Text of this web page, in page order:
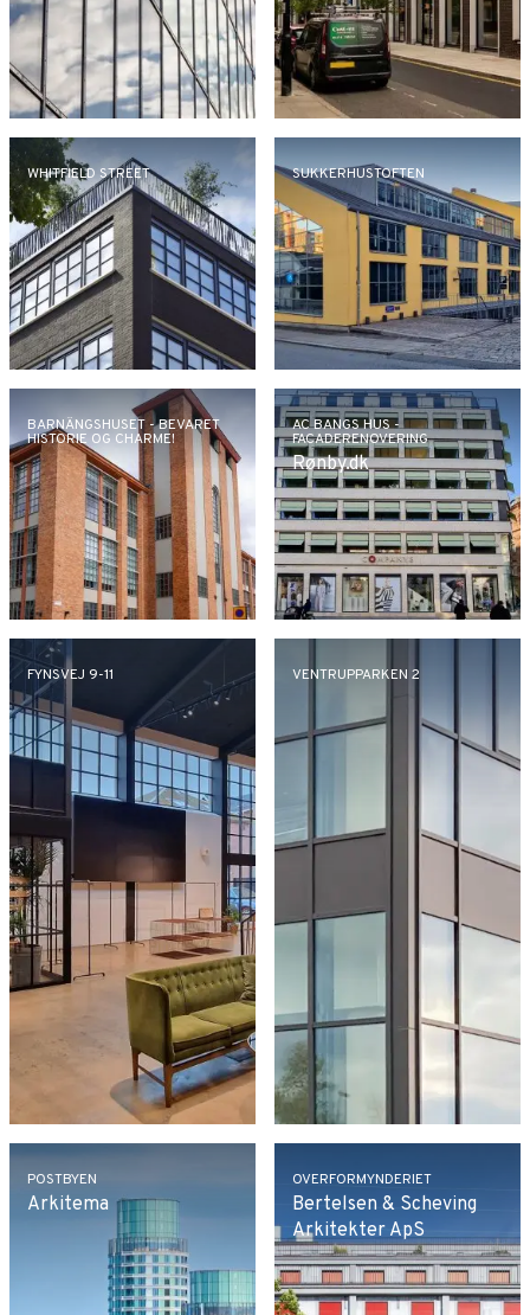
WHITFIELD STREET SUKKERHUSTOFTEN
BARNÄNGSHUSET - BEVARET
HISTORIE OG CHARME!
AC BANGS HUS -
FACADERENOVERING
Rønby.dk
FYNSVEJ 9-11 VENTRUPPARKEN 2
POSTBYEN
Arkitema
OVERFORMYNDERIET
Bertelsen & Scheving
Arkitekter ApS